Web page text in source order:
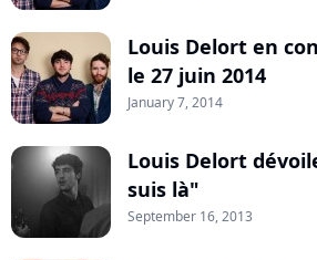
Louis Delort en
le 27 juin 2014
January 7, 2014
Louis Delort
suis là"
September 16, 2013